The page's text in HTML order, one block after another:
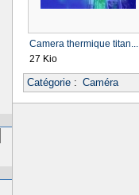
Camera thermique titan...
27 Kio
Catégorie: Caméra